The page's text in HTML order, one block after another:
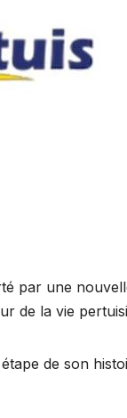
par une
de la vie